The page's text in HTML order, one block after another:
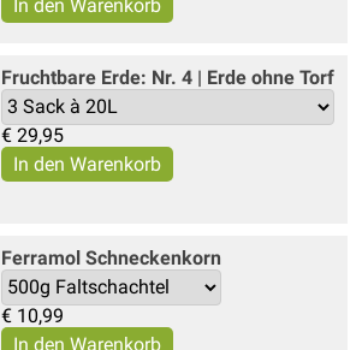
Fruchtbare Erde: Nr. 4 | Erde ohne Torf
€ 29,95
Ferramol Schneckenkorn
€ 10,99